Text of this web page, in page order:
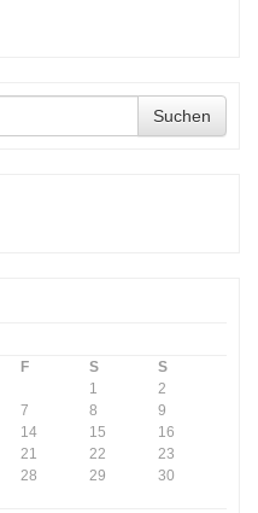
Suchen
F S
S
1
2
7 8
9
14 15
16
21 22
23
28 29
30